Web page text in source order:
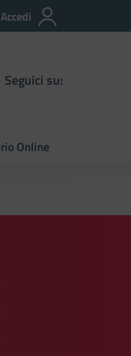
Accedi
Seguici su:
Online